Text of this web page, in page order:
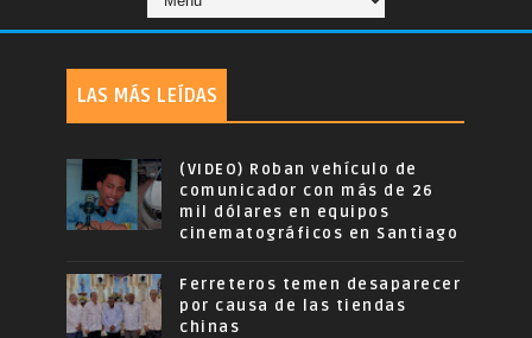
LAS MÁS LEÍDAS
(VIDEO) Roban vehículo de
comunicador con más de 26
mil dólares en equipos
cinematográficos en Santiago
Ferreteros temen desaparecer
por causa de las tiendas
chinas